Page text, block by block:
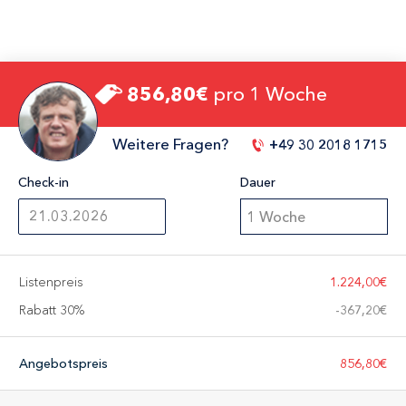
856,80€ pro 1 Woche
Weitere Fragen? +49 30 2018 1715
Check-in Dauer
1 Woche
Listenpreis
1.224,00€
Rabatt 30%
-367,20€
Angebotspreis 856,80€